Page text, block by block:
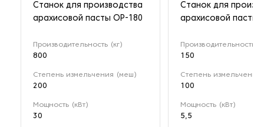
Станок для производства
арахисовой пасты OP-180
Производительность (кг)
800
Степень измельчения (меш)
200
Мощность (кВт)
30
Станок для
арахисовой пасты
Производительность
150
Степень
100
Мощность (кВт)
5,5